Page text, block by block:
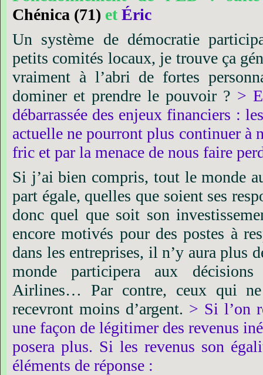
Chénica (71) et Éric
Un système de démocratie
petits comités locaux, je trouve ça
vraiment à l’abri de fortes
dominer et prendre le pouvoir ? >
débarrassée des enjeux financiers : les
actuelle ne pourront plus continuer à
fric et par la menace de nous faire
Si j’ai bien compris, tout le monde
part égale, quelles que soient ses
donc quel que soit son
encore motivés pour des postes à
dans les entreprises, il n’y aura plus
monde
participera aux
décisions
Airlines…
Par contre, ceux qui ne
recevront moins d’argent. > Si l’on
une façon de légitimer des revenus
posera plus. Si les revenus son
éléments de réponse :